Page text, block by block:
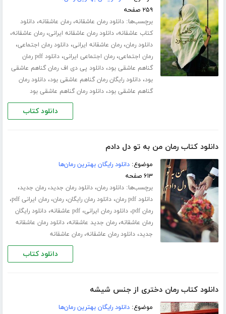
۲۵۹ صفحه
برچسب‌ها:دانلود رمان عاشقانه،رمان عاشقانه،دانلود
کتاب عاشقانه،دانلود رمان عاشقانه ایرانی،رمان عاشقانه،
دانلود رمان،رمان عاشقانه ایرانی،دانلود رمان اجتماعی،
رمان اجتماعی،رمان اجتماعی ایرانی،
دانلود pdf رمان
گناهم عاشقی بود،دانلود پی دی اف رمان گناهم عاشقی
بود،دانلود رایگان رمان گناهم عاشقی بود،دانلود رمان
گناهم عاشقی بود،دانلود رمان گناهم عاشقی بود
دانلود کتاب
دانلود کتاب رمان من به تو دل دادم
موضوع:دانلود رایگان بهترین رمان‌ها
۶۱۳ صفحه
برچسب‌ها:دانلود رمان،دانلود رمان جدید،رمان جدید،
دانلود pdf رمان ،دانلود رمان رایگان،رمان،رمان ایرانی pdf ،
رمان pdf ،دانلود رمان ایرانی،pdf عاشقانه ،دانلود رایگان
رمان عاشقانه،رمان جدید عاشقانه،دانلود رمان عاشقانه
جدید،دانلود رمان عاشقانه،رمان عاشقانه
دانلود کتاب
دانلود کتاب رمان دختری از جنس شیشه
موضوع:دانلود رایگان بهترین رمان‌ها